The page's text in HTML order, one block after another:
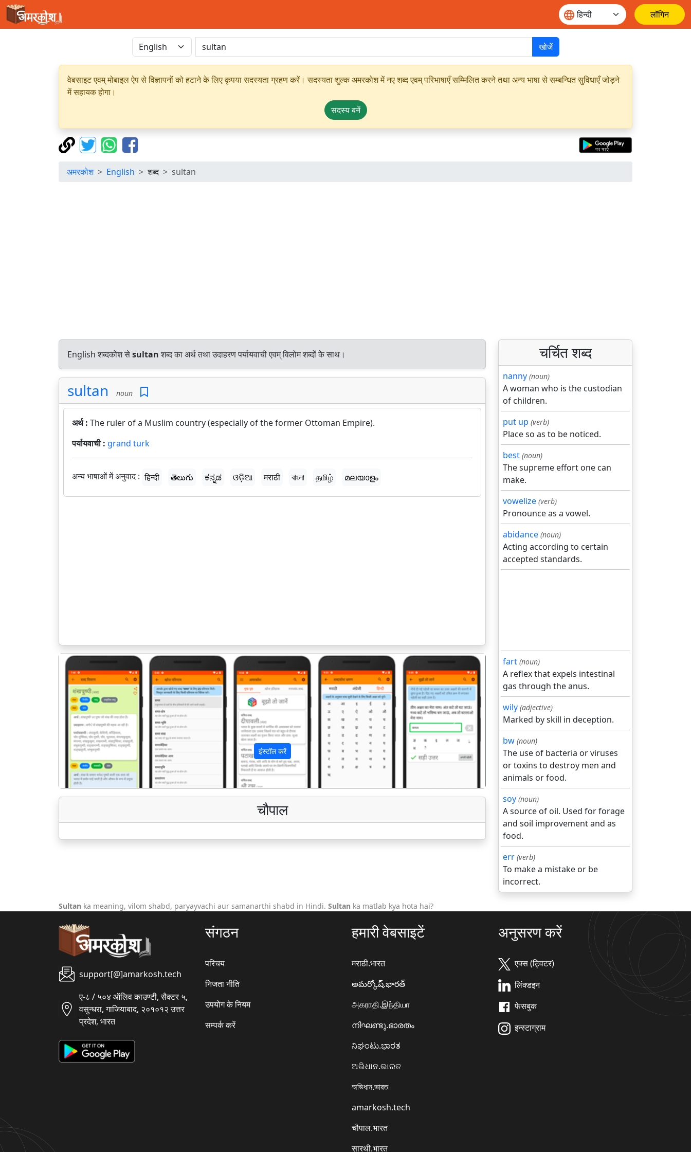
लॉगिन
खोजें
वेबसाइट एवम् मोबाइल ऐप से विज्ञापनों को हटाने के लिए कृपया सदस्यता ग्रहण करें। सदस्यता शुल्क अमरकोश में नए शब्द एवम् परिभाषाएँ सम्मिलित करने तथा अन्य भाषा से सम्बन्धित सुविधाएँ जोड़ने
में सहायक होगा।
सदस्य बनें
अमरकोश English शब्द sultan
English शब्दकोश सेsultanशब्द का अर्थ तथा उदाहरण पर्यायवाची एवम् विलोम शब्दों के साथ।
sultan noun
अर्थ : The ruler of a Muslim country (especially of the former Ottoman Empire).
पर्यायवाची : grand turk
अन्य भाषाओं में अनुवाद : हिन्दी తెలుగు ಕನ್ನಡ ଓଡ଼ିଆ मराठी বাংলা தமிழ் മലയാളം
इंस्टॉल करें
पिछला अगला
चौपाल
चर्चित शब्द
nanny (noun)
A woman who is the custodian
of children.
put up (verb)
Place so as to be noticed.
best (noun)
The supreme effort one can
make.
vowelize (verb)
Pronounce as a vowel.
abidance (noun)
Acting according to certain
accepted standards.
fart (noun)
A reflex that expels intestinal
gas through the anus.
wily (adjective)
Marked by skill in deception.
bw (noun)
The use of bacteria or viruses
or toxins to destroy men and
animals or food.
soy (noun)
A source of oil. Used for forage
and soil improvement and as
food.
err (verb)
To make a mistake or be
incorrect.
Sultan ka meaning, vilom shabd, paryayvachi aur samanarthi shabd in Hindi. Sultan ka matlab kya hota hai?
support[@]amarkosh.tech
ए-८ / ५०४ ऑलिव काउण्टी, सैक्टर ५,
वसुन्धरा, गाजियाबाद, २०१०१२ उत्तर
प्रदेश, भारत
संगठन
परिचय
निजता नीति
उपयोग के नियम
सम्पर्क करें
हमारी वेबसाइटें
मराठी.भारत
అమర్కోష్.భారత్
அகராதி.இந்தியா
നിഘണ്ടു.ഭാരതം
ನಿಘಂಟು.ಭಾರತ
ଅଭିଧାନ.ଭାରତ
অভিধান.ভারত
amarkosh.tech
चौपाल.भारत
सारथी.भारत
अनुसरण करें
एक्स (ट्विटर)
लिंक्डइन
फेसबुक
इन्स्टाग्राम